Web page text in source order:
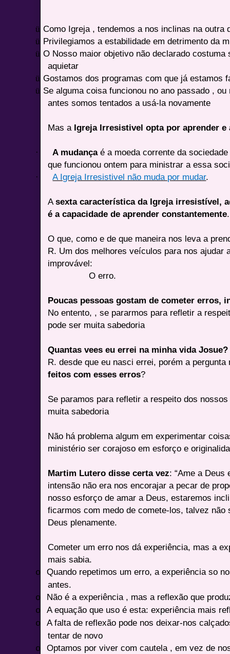
ü Como Igreja , tendemos a nos inclinas na outra
ü Privilegiamos a estabilidade em detrimento da
ü O Nosso maior objetivo não declarado
aquietar
ü Gostamos dos programas com que já estamos
ü Se alguma coisa funcionou no ano passado ,
antes somos tentados a usá-la novamente
Mas a Igreja Irresistivel opta por aprender e
· A mudançaé a moeda corrente da
que funcionou ontem para ministrar a essa
·
A Igreja Irresistivel não muda por mudar.
Asexta característica da Igreja irresistível,
é a capacidade de aprender constantemente.
O que, como e de que maneira nos leva a
R. Um dos melhores veículos para nos ajudar
improvável:
O erro.
Poucas pessoas gostam de cometer erros,
No entento, , se pararmos para refletir a
pode ser muita sabedoria
Quantas vees eu errei na minha vida Josue?
R. desde que eu nasci errei, porém a
feitos com esses erros?
Se paramos para refletir a respeito dos
muita sabedoria
Não há problema algum em experimentar
ministério ser corajoso em esforço e
Martim Lutero disse certa vez: “Ame a Deus
intensão não era nos encorajar a pecar de
nosso esforço de amar a Deus, estaremos
ficarmos com medo de comete-los, talvez
Deus plenamente.
Cometer um erro nos dá experiência, mas a
mais sabia.
o
Quando repetimos um erro, a experiência so
antes.
o
Não é a experiência , mas a reflexão que
o
A equação que uso é esta: experiência mais
o
A falta de reflexão pode nos deixar-nos
tentar de novo
o
Optamos por viver com cautela , em vez de